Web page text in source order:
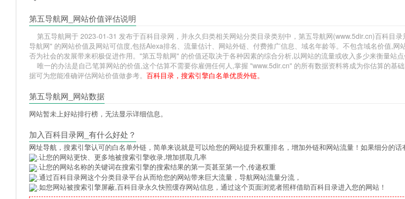
第五导航网_网站价值评估说明
第五导航网于 2023-01-31 发布于百科目录网，并永久归类相关网站分类目录类别中，第五导航网(www.5dir.cn)百科目录
导航网" 的网站价值及网站可信度,包括Alexa排名、流量估计、网站外链、付费推广信息、域名年龄等。不包含域名价值,网
否为社会的发展带来积极促进作用。"第五导航网" 的价值还取决于各种因素的综合分析,以网站的流量或收入多少来衡量站点
唯一的办法是自己笔算网站的价值,这个估算不需要你雇佣任何人,掌握 "www.5dir.cn" 的所有数据资料将成为你估算的基
据可为您能准确评估网站价值做参考。百科目录，搜索引擎白名单优质外链。
第五导航网_网站数据
网站暂未上好站排行榜，无法显示详细信息。
加入百科目录网_有什么好处？
网址导航 ，搜素引擎认可的白名单外链，简单来说就是可以给您的网站提升权重排名，增加外链和网站流量！如果细分的话
.让您的网站更快、更多地被搜索引擎收录,增加抓取几率
.让您的网站名称的关键词在搜索引擎的搜索结果的第一页甚至第一个,传递权重
.通过百科目录网这个分类目录平台从而给您的网站带来巨大流量，导航网站流量分流，
.如您网站被搜索引擎屏蔽,百科目录永久快照缓存网站信息，通过这个页面浏览者照样借助百科目录进入您的网站！